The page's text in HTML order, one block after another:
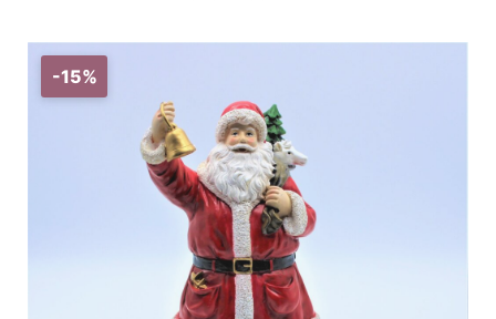
-15%